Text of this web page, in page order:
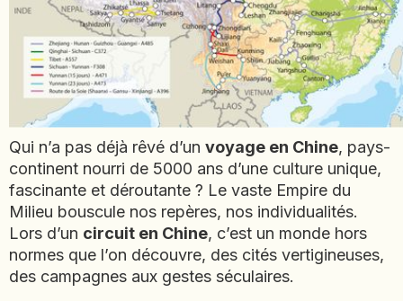
EMIRATS ARABES UNIS
EQUATEUR
ERYTHRÉE
ESTONIE
ETHIOPIE
GEORGIE
GHANA
GRÈCE
GUATEMALA
GUINÉE-BISSAU
GUINÉE CONAKRY
Qui n’a pas déjà rêvé d’un voyage en Chine, pays-
continent nourri de 5000 ans d’une culture unique,
fascinante et déroutante ? Le vaste Empire du
Milieu bouscule nos repères, nos individualités.
Lors d’un circuit en Chine, c’est un monde hors
normes que l’on découvre, des cités vertigineuses,
des campagnes aux gestes séculaires.